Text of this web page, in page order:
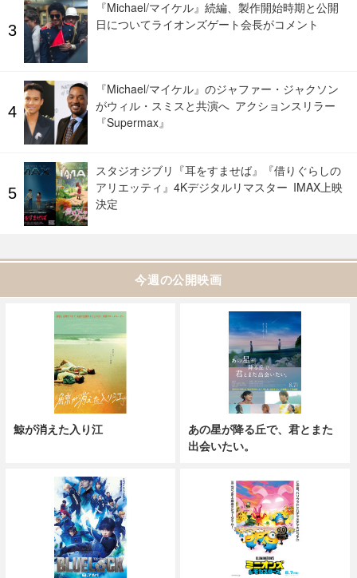
『Michael/マイケル』続編、製作開始時期と公開
日についてライオンズゲート会長がコメント
『Michael/マイケル』のジャファー・ジャクソン
がウィル・スミスと共演へ アクションスリラー
『Supermax』
スタジオジブリ『耳をすませば』『借りぐらしの
アリエッティ』4Kデジタルリマスター IMAX上映
決定
今週の公開映画
鯨が消えた入り江
あの星が降る丘で、君とまた
出会いたい。